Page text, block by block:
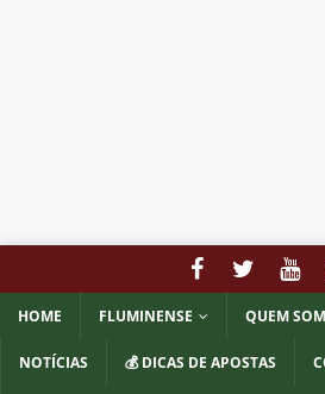
HOME FLUMINENSE QUEM
NOTÍCIAS 💰 DICAS DE APOSTAS